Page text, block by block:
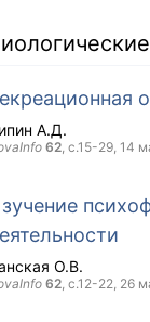
А.Д.
62, с.15-29, 14
О.В.
62, с.12-22, 26